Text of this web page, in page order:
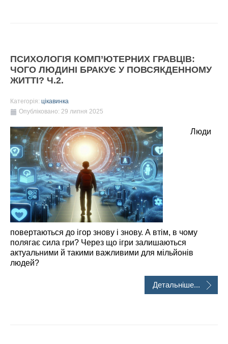
ПСИХОЛОГІЯ КОМП’ЮТЕРНИХ ГРАВЦІВ:
ЧОГО ЛЮДИНІ БРАКУЄ У ПОВСЯКДЕННОМУ
ЖИТТІ? Ч.2.
Категорія: цікавинка
Опубліковано: 29 липня 2025
Люди
повертаються до ігор знову і знову. А втім, в чому
полягає сила гри? Через що ігри залишаються
актуальними й такими важливими для мільйонів
людей?
Детальніше...